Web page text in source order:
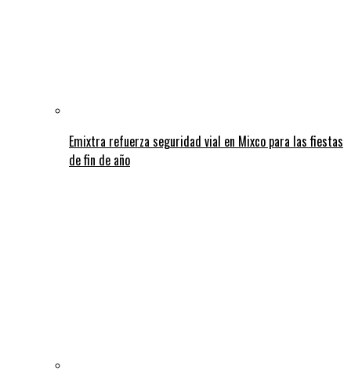
Emixtra refuerza seguridad vial en Mixco para las fiestas
de fin de año